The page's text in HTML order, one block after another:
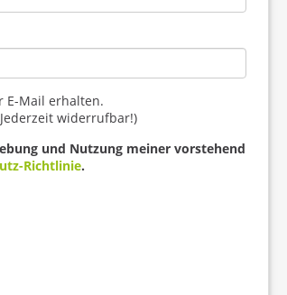
E-Mail erhalten.
widerrufbar!)
und Nutzung meiner vorstehend
Richtlinie.